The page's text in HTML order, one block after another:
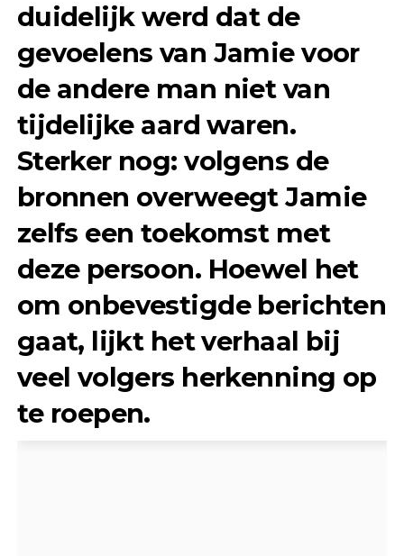
duidelijk werd dat de
gevoelens van Jamie voor
de andere man niet van
tijdelijke aard waren.
Sterker nog: volgens de
bronnen overweegt Jamie
zelfs een toekomst met
deze persoon. Hoewel het
om onbevestigde berichten
gaat, lijkt het verhaal bij
veel volgers herkenning op
te roepen.